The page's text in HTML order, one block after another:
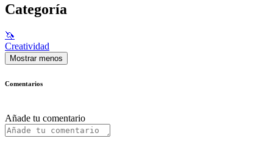
Categoría
🦄
Creatividad
Mostrar menos
Comentarios
Añade tu comentario